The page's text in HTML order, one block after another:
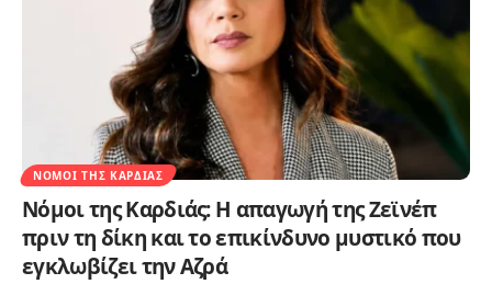
ΝΌΜΟΙ ΤΗΣ ΚΑΡΔΙΆΣ
Νόμοι της Καρδιάς: Η απαγωγή της Ζεϊνέπ
πριν τη δίκη και το επικίνδυνο μυστικό που
εγκλωβίζει την Αζρά